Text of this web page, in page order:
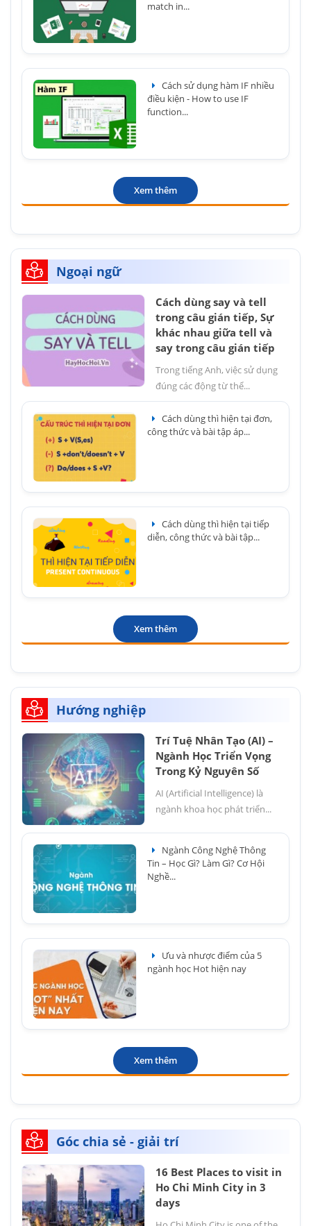
match in...
Cách sử dụng hàm IF nhiều
điều kiện - How to use IF
function...
Xem thêm
Ngoại ngữ
Cách dùng say và tell
trong câu gián tiếp, Sự
khác nhau giữa tell và
say trong câu gián tiếp
Trong tiếng Anh, việc sử dụng
đúng các động từ thể...
Cách dùng thì hiện tại đơn,
công thức và bài tập áp...
Cách dùng thì hiện tại tiếp
diễn, công thức và bài tập...
Xem thêm
Hướng nghiệp
Trí Tuệ Nhân Tạo (AI) –
Ngành Học Triển Vọng
Trong Kỷ Nguyên Số
AI (Artificial Intelligence) là
ngành khoa học phát triển...
Ngành Công Nghệ Thông
Tin – Học Gì? Làm Gì? Cơ Hội
Nghề...
Ưu và nhược điểm của 5
ngành học Hot hiện nay
Xem thêm
Góc chia sẻ - giải trí
16 Best Places to visit in
Ho Chi Minh City in 3
days